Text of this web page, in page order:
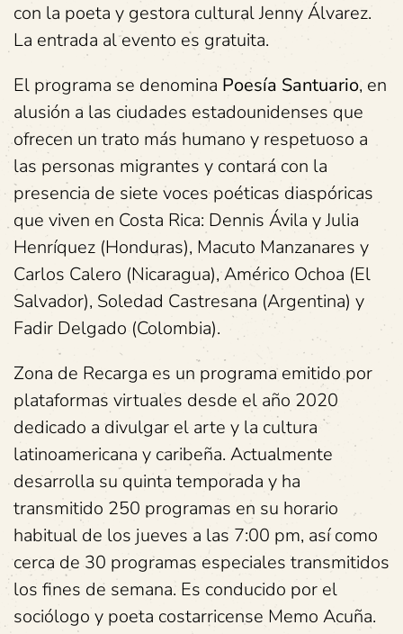
con la poeta y gestora cultural Jenny Álvarez.
La entrada al evento es gratuita.
El programa se denomina Poesía Santuario, en
alusión a las ciudades estadounidenses que
ofrecen un trato más humano y respetuoso a
las personas migrantes y contará con la
presencia de siete voces poéticas diaspóricas
que viven en Costa Rica: Dennis Ávila y Julia
Henríquez (Honduras), Macuto Manzanares y
Carlos Calero (Nicaragua), Américo Ochoa (El
Salvador), Soledad Castresana (Argentina) y
Fadir Delgado (Colombia).
Zona de Recarga es un programa emitido por
plataformas virtuales desde el año 2020
dedicado a divulgar el arte y la cultura
latinoamericana y caribeña. Actualmente
desarrolla su quinta temporada y ha
transmitido 250 programas en su horario
habitual de los jueves a las 7:00 pm, así como
cerca de 30 programas especiales transmitidos
los fines de semana. Es conducido por el
sociólogo y poeta costarricense Memo Acuña.